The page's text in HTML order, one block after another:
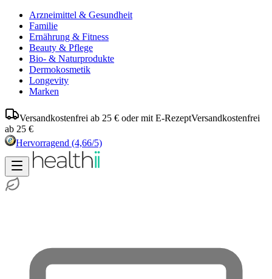
Arzneimittel & Gesundheit
Familie
Ernährung & Fitness
Beauty & Pflege
Bio- & Naturprodukte
Dermokosmetik
Longevity
Marken
Versandkostenfrei ab 25 € oder mit E-RezeptVersandkostenfrei
ab 25 €
Hervorragend (4,66/5)